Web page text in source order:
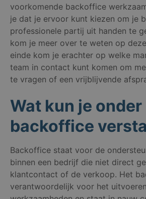
voorkomende backoffice
je dat je ervoor kunt kiezen om je
professionele partij uit handen te
kom je meer over te weten op
einde kom je erachter op welke
team in contact kunt komen om
te vragen of een vrijblijvende
Wat kun je onder
backoffice
Backoffice staat voor de
binnen een bedrijf die niet direct
klantcontact of de verkoop. Het
verantwoordelijk voor het